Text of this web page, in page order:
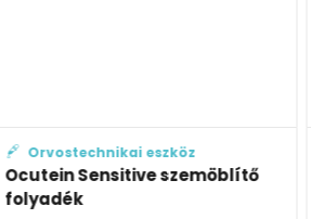
eszköz
Sensitive szemöblítő